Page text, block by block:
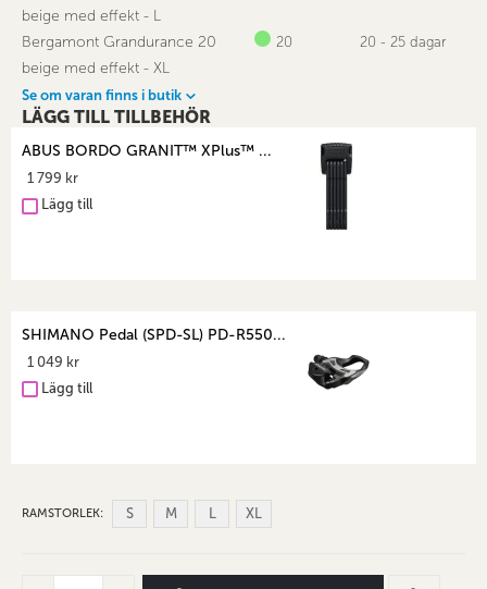
beige med effekt - L
Bergamont Grandurance 20
beige med effekt - XL
20 20 - 25 dagar
Se om varan finns i butik
LÄGG TILL TILLBEHÖR
ABUS BORDO GRANIT™ XPlus™ ...
1 799 kr
Lägg till
SHIMANO Pedal (SPD-SL) PD-R550...
1 049 kr
Lägg till
RAMSTORLEK S M L XL